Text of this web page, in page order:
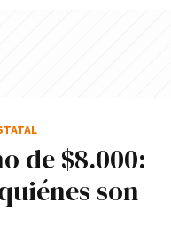
de $8.000:
son